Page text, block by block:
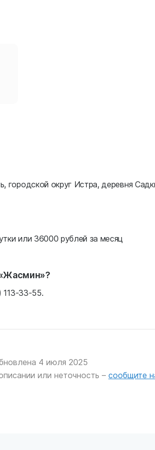
городской округ Истра, деревня
или 36000 рублей за месяц
«Жасмин»?
113-33-55.
4 июля 2025
или неточность – сообщите